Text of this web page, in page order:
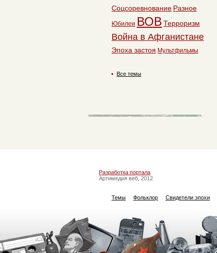
Соцсоревнование Разное
Юбилеи ВОВ Терроризм
Война в Афганистане
Эпоха застоя Мультфильмы
Все темы
Разработка портала
Артимедия веб, 2012
Темы Фольклор Свидетели эпохи